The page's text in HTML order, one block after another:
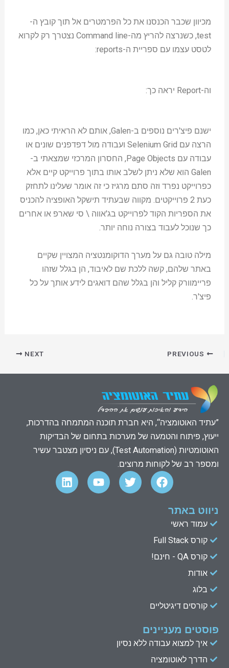
מכיוון שכבר הכנסנו את כל הפרמטרים אל תוך קובץ ה-
test, כשנרצה להריץ מה-Command line נצטרך רק לקרוא
לטסט עצמו עם ספריית ה-reports:
וה-Report יראה כך:
ישנם פיצ'רים נוספים ב-Galen, אותם לא הראיתי כאן, כמו
הרצה עם Selenium Grid ועבודה מול דפדפנים שונים או
עבודה עם Page Objects, החסרון המרכזי שמצאתי ב-
Galen הוא שלא ניתן לשלב אותו בתוך פרוייקט קיים אלא
כפרוייקט נפרד וזה סתם מרגיז כי זה אומר שעלינו לתחזק
כעת 2 פרוייקטים. מקווה שבעתיד תישקל האופציה להכניס
את הספריות הקוד לפרוייקט בג'אווה \ סי שארפ או אחרים
כך שנוכל לעבוד בצורה נוחה יותר.
מילה טובה גם על מערך הדוקומנטציה המצויין שקיים
באתר שלהם, קשה ללכת שם לאיבוד, הן בגלל שזהו
פריימוורק קליל והן בגלל שהם דואגים לידע אותך על כל
פיצ'ר.
NEXT
”עתיד האוטומציה“, היא חברת תוכנה המתמחה בהדרכות,
ייעוץ, פיתוח והטמעה של מערכות בתחום של הבדיקות
האוטומטיות (Test Automation), עם ניסיון מצטבר עשיר
ומספר רב של לקוחות מרוצים.
F
a
c
o
k
T
w
i
Y
o
u
L
i
n
ניווט באתר
עמוד ראשי
קורס Full Stack
קורס QA - חינם!
אודות
בלוג
קורסים דיגיטליים
פוסטים מעניינים
איך למצוא עבודה ללא נסיון
הדרך לאוטומציה